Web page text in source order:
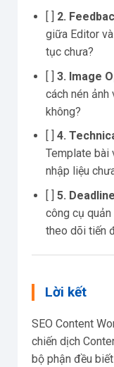
[ ] 2.
giữa Editor
tục chưa?
[ ] 3. Image
cách nén
không?
[ ] 4.
Template bài
nhập liệu
[ ] 5.
công cụ
theo dõi tiến
Lời kết
SEO Content
chiến dịch
bộ phận đều